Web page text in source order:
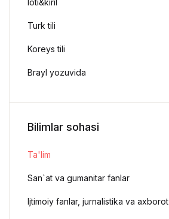
Turk tili
Koreys tili
Brayl yozuvida
Bilimlar sohasi
Ta'lim
San`at va gumanitar fanlar
Ijtimoiy fanlar, jurnalistika va axborot